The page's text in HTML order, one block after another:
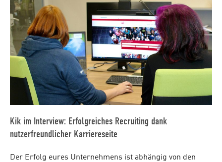
Kik im Interview: Erfolgreiches Recruiting dank
nutzerfreundlicher Karriereseite
Der Erfolg eures Unternehmens ist abhängig von den